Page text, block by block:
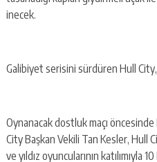
inecek.
Galibiyet serisini sürdüren Hull
Oynanacak dostluk maçı öncesinde
City Başkan Vekili Tan Kesler,
ve yıldız oyuncularının